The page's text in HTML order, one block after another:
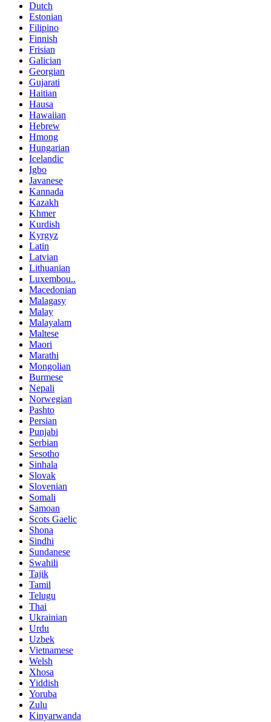
Dutch
Estonian
Filipino
Finnish
Frisian
Galician
Georgian
Gujarati
Haitian
Hausa
Hawaiian
Hebrew
Hmong
Hungarian
Icelandic
Igbo
Javanese
Kannada
Kazakh
Khmer
Kurdish
Kyrgyz
Latin
Latvian
Lithuanian
Luxembou..
Macedonian
Malagasy
Malay
Malayalam
Maltese
Maori
Marathi
Mongolian
Burmese
Nepali
Norwegian
Pashto
Persian
Punjabi
Serbian
Sesotho
Sinhala
Slovak
Slovenian
Somali
Samoan
Scots Gaelic
Shona
Sindhi
Sundanese
Swahili
Tajik
Tamil
Telugu
Thai
Ukrainian
Urdu
Uzbek
Vietnamese
Welsh
Xhosa
Yiddish
Yoruba
Zulu
Kinyarwanda